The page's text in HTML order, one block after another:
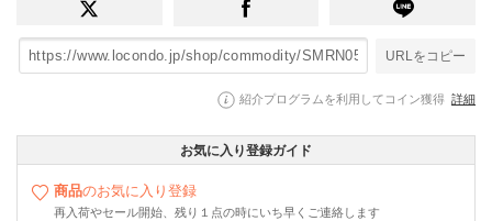
URLをコピー
紹介プログラムを利用してコイン獲得 詳細
お気に入り登録ガイド
商品のお気に入り登録
再入荷やセール開始、残り１点の時にいち早くご連絡します